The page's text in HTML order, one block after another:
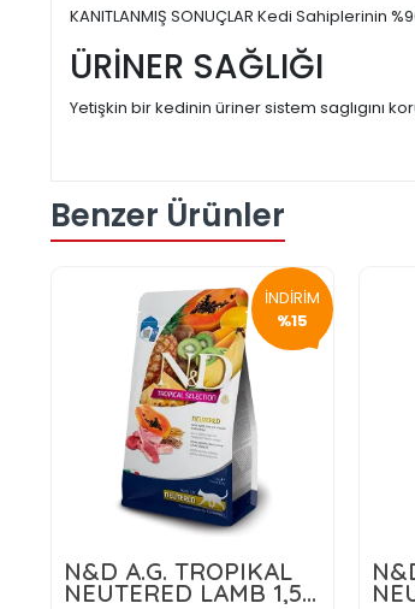
KANITLANMIŞ SONUÇLAR Kedi
ÜRİNER SAĞLIĞI
Yetişkin bir kedinin üriner sistem saglıgını
Benzer Ürünler
İNDİRİM
%15
N&D A.G. TROPIKAL
NEUTERED LAMB 1,5